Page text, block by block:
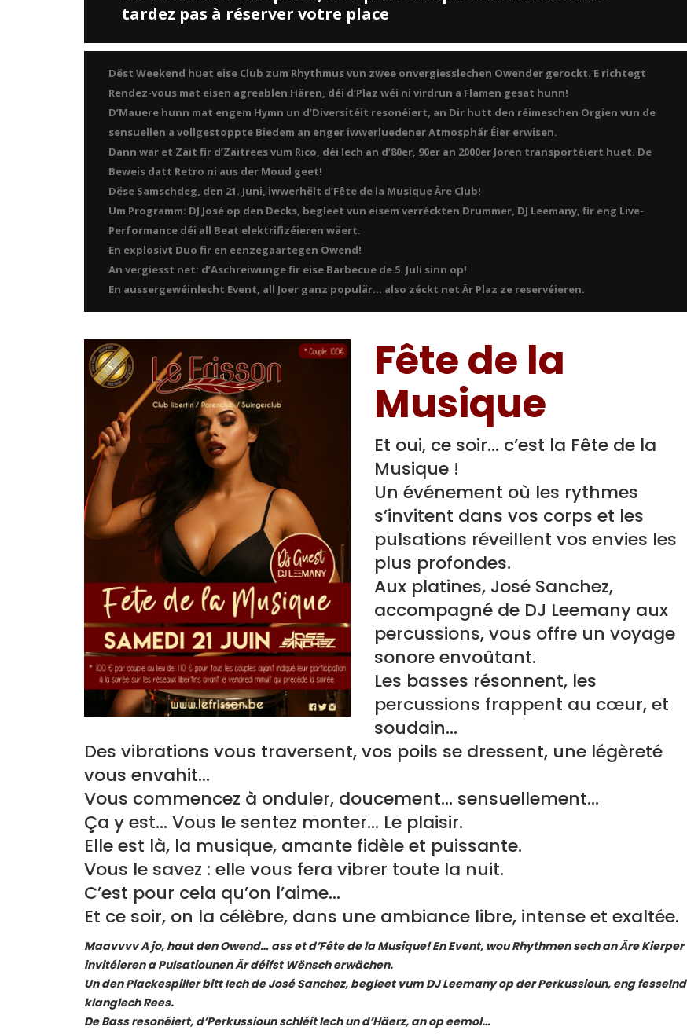
tardez pas à réserver votre place
Dëst Weekend huet eise Club zum Rhythmus vun zwee onvergiesslechen Owender gerockt. E richtegt
Rendez-vous mat eisen agreablen Hären, déi d’Plaz wéi ni virdrun a Flamen gesat hunn!
D’Mauere hunn mat engem Hymn un d’Diversitéit resonéiert, an Dir hutt den réimeschen Orgien vun de
sensuellen a vollgestoppte Biedem an enger iwwerluedener Atmosphär Éier erwisen.
Dann war et Zäit fir d’Zäitrees vum Rico, déi Iech an d’80er, 90er an 2000er Joren transportéiert huet. De
Beweis datt Retro ni aus der Moud geet!
Dëse Samschdeg, den 21. Juni, iwwerhëlt d’Fête de la Musique Äre Club!
Um Programm: DJ José op den Decks, begleet vun eisem verréckten Drummer, DJ Leemany, fir eng Live-
Performance déi all Beat elektrifizéieren wäert.
En explosivt Duo fir en eenzegaartegen Owend!
An vergiesst net: d’Aschreiwunge fir eise Barbecue de 5. Juli sinn op!
En aussergewéinlecht Event, all Joer ganz populär… also zéckt net Är Plaz ze reservéieren.
Fête de la
Musique
Et oui, ce soir… c’est la Fête de la
Musique !
Un événement où les rythmes
s’invitent dans vos corps et les
pulsations réveillent vos envies les
plus profondes.
Aux platines, José Sanchez,
accompagné de DJ Leemany aux
percussions, vous offre un voyage
sonore envoûtant.
Les basses résonnent, les
percussions frappent au cœur, et
soudain…
Des vibrations vous traversent, vos poils se dressent, une légèreté
vous envahit…
Vous commencez à onduler, doucement… sensuellement…
Ça y est… Vous le sentez monter… Le plaisir.
Elle est là, la musique, amante fidèle et puissante.
Vous le savez : elle vous fera vibrer toute la nuit.
C’est pour cela qu’on l’aime…
Et ce soir, on la célèbre, dans une ambiance libre, intense et exaltée.
Maavvvv A jo, haut den Owend… ass et d’Fête de la Musique! En Event, wou Rhythmen sech an Äre Kierper
invitéieren a Pulsatiounen Är déifst Wënsch erwächen.
Un den Plackespiller bitt Iech de José Sanchez, begleet vum DJ Leemany op der Perkussioun, eng fesselnd
klanglech Rees.
De Bass resonéiert, d’Perkussioun schléit Iech un d’Häerz, an op eemol…